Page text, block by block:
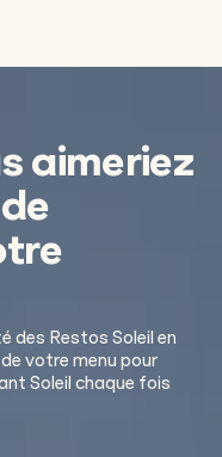
aimeriez
des Restos Soleil en
votre menu pour
Soleil chaque fois